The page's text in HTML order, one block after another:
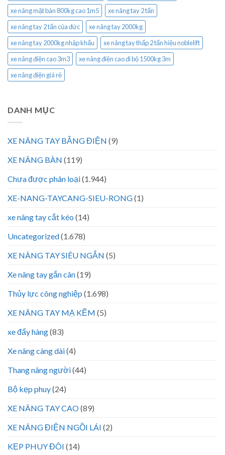
xe nâng mặt bàn 800kg cao 1m5
xe nâng tay 2 tấn
xe nâng tay 2 tấn của đức
xe nâng tay 2000kg
xe nâng tay 2000kg nhập khẩu
xe nâng tay thấp 2 tấn hiệu noblelift
xe nâng điện cao 3m3
xe nâng điện cao đi bộ 1500kg 3m
xe nâng điện giá rẻ
DANH MỤC
XE NÂNG TAY BẰNG ĐIỆN (9)
XE NÂNG BÀN (119)
Chưa được phân loại(1.944)
XE-NANG-TAYCANG-SIEU-RONG(1)
xe nâng tay cắt kéo (14)
Uncategorized(1.678)
XE NÂNG TAY SIÊU NGẮN (5)
Xe nâng tay gắn cân(19)
Thủy lực công nghiệp (1.698)
XE NÂNG TAY MẠ KẼM (5)
xe đẩy hàng(83)
Xe nâng càng dài(4)
Thang nâng người(44)
Bộ kẹp phuy(24)
XE NÂNG TAY CAO(89)
XE NÂNG ĐIỆN NGỒI LÁI (2)
KẸP PHUY ĐÔI (14)